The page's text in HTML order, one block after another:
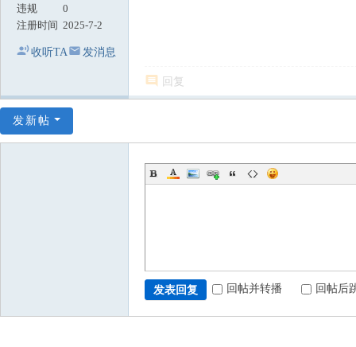
违规
0
注册时间 2025-7-2
收听TA 发消息
回复
发新帖
发表回复 回帖并转播 回帖后